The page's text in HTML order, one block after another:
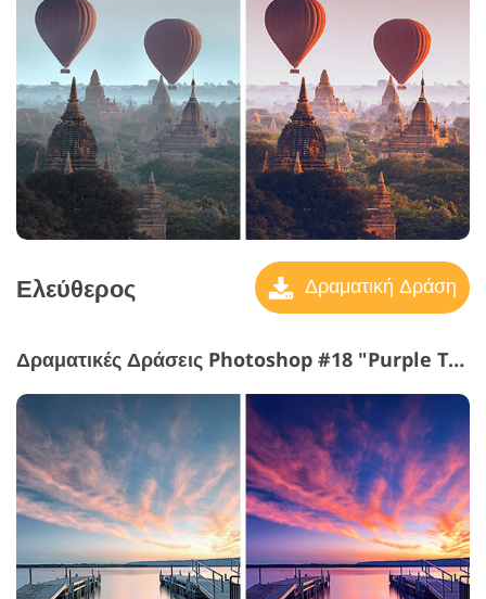
Ελεύθερος Δραματική Δράση
Δραματικές Δράσεις Photoshop #18 "Purple Tone"